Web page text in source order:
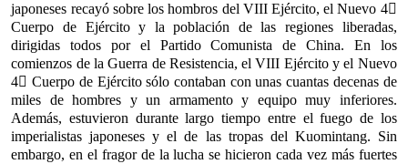
japoneses recayó sobre los hombros del VIII Ejército, el Nuevo 4
Cuerpo de Ejército y la población de las regiones liberadas,
dirigidas todos por el Partido Comunista de China. En los
comienzos de la Guerra de Resistencia, el VIII Ejército y el Nuevo
4 Cuerpo de Ejército sólo contaban con unas cuantas decenas de
miles de hombres y un armamento y equipo muy inferiores.
Además, estuvieron durante largo tiempo entre el fuego de los
imperialistas japoneses y el de las tropas del Kuomintang. Sin
embargo, en el fragor de la lucha se hicieron cada vez más fuertes